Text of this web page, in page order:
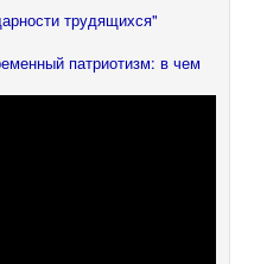
трудящихся"
патриотизм: в чем